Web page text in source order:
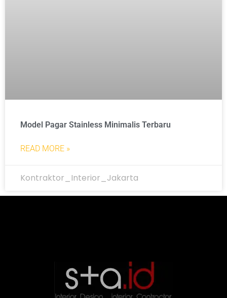
Model Pagar Stainless Minimalis Terbaru
READ MORE »
Kontraktor_Interior_Jakarta